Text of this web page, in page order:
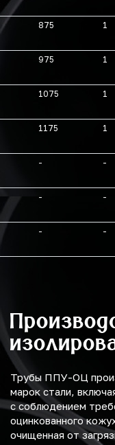
875 1
975 1
1075 1
1175 1
- -
- -
- -
Трубы ППУ-ОЦ
марок стали,
с соблюдением
оцинкованного
очищенная от